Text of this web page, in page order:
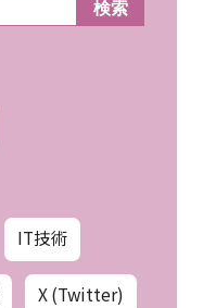
検索
IT技術
X (Twitter)